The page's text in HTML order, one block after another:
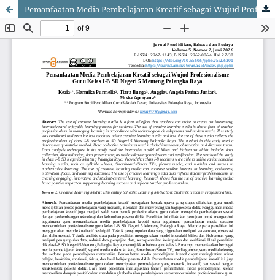
Pemanfaatan Media Pembelajaran Kreatif sebagai Wujud Profesionalisme Guru Kelas I-B SD Negeri 5 Menteng Palangka Raya